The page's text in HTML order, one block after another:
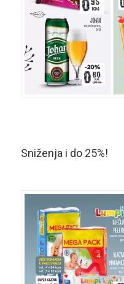
Sniženja i do 25%!